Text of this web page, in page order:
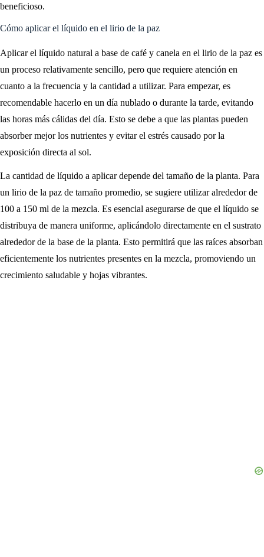
beneficioso.
Cómo aplicar el líquido en el lirio de la paz
Aplicar el líquido natural a base de café y canela en el lirio de la paz es
un proceso relativamente sencillo, pero que requiere atención en
cuanto a la frecuencia y la cantidad a utilizar. Para empezar, es
recomendable hacerlo en un día nublado o durante la tarde, evitando
las horas más cálidas del día. Esto se debe a que las plantas pueden
absorber mejor los nutrientes y evitar el estrés causado por la
exposición directa al sol.
La cantidad de líquido a aplicar depende del tamaño de la planta. Para
un lirio de la paz de tamaño promedio, se sugiere utilizar alrededor de
100 a 150 ml de la mezcla. Es esencial asegurarse de que el líquido se
distribuya de manera uniforme, aplicándolo directamente en el sustrato
alrededor de la base de la planta. Esto permitirá que las raíces absorban
eficientemente los nutrientes presentes en la mezcla, promoviendo un
crecimiento saludable y hojas vibrantes.